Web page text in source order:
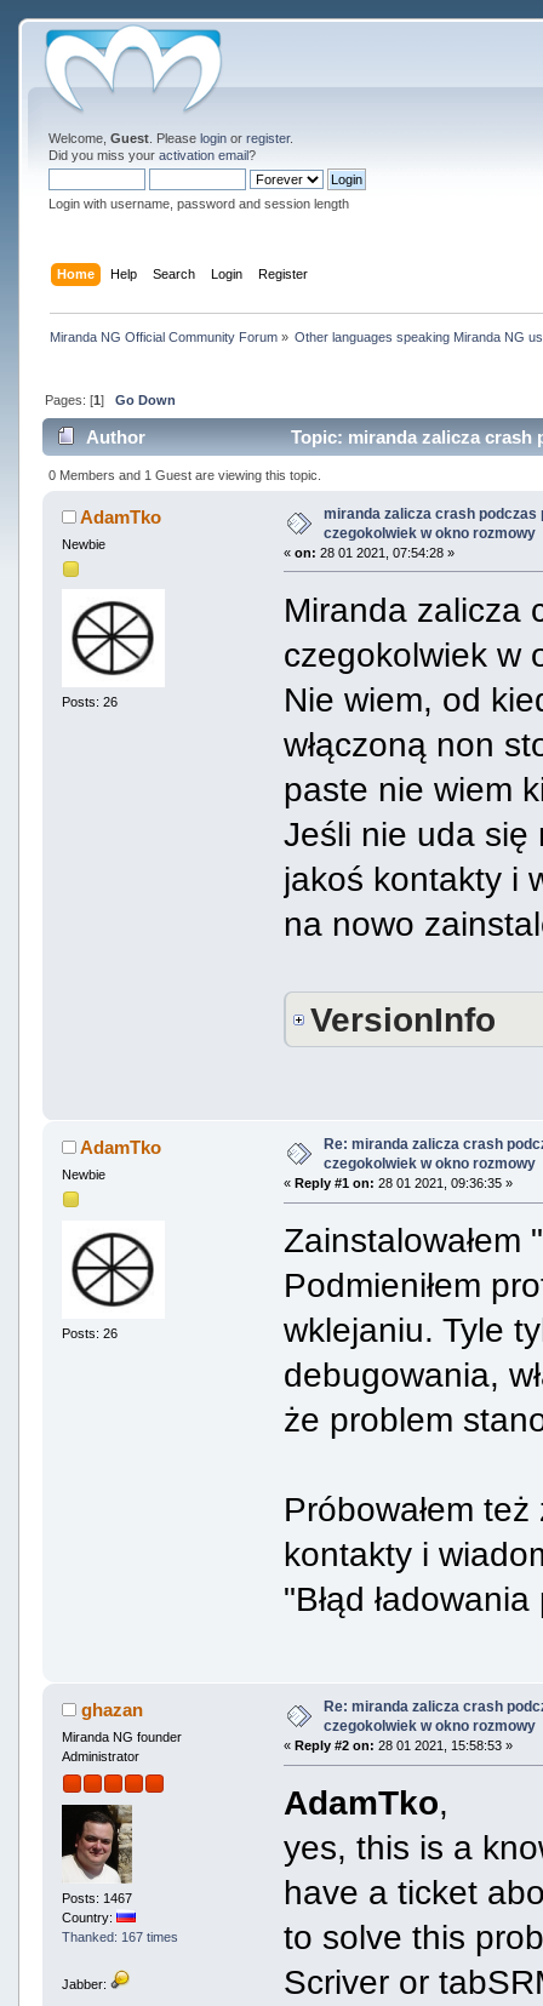
Welcome, Guest. Please loginor register.
Did you miss your activation email?
Login with username, password and session length
Home Help Search Login Register
Miranda NG Official Community Forum» Other languages speaking Miranda NG
Pages: [1] Go Down
Author
Topic: miranda zalicza crash
times)
0 Members and 1 Guest are viewing this topic.
AdamTko
Newbie
Posts: 26
miranda zalicza crash podczas
czegokolwiek w okno rozmowy
«on: 28 01 2021, 07:54:28 »
Miranda zalicza
czegokolwiek w
Nie wiem, od
włączoną non
paste nie wiem
Jeśli nie uda się
jakoś kontakty i
na nowo
VersionInfo
AdamTko
Newbie
Posts: 26
Re: miranda zalicza crash
czegokolwiek w okno rozmowy
«Reply #1 on: 28 01 2021, 09:36:35 »
Podmieniłem
wklejaniu. Tyle
debugowania,
że problem
Próbowałem
kontakty i
"Błąd
ghazan
Miranda NG founder
Administrator
Posts: 1467
Country:
Thanked: 167 times
Jabber:
Re: miranda zalicza crash
czegokolwiek w okno rozmowy
« Reply #2 on: 28 01 2021, 15:58:53 »
AdamTko,
yes, this is a
have a ticket
to solve this
Scriver or